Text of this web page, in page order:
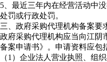
5、最近三年内在经营活动中
处罚或行政处罚。
三、政府采购代理机构备案要
政府采购代理机构应当向江阴
备案申请书》。申请资料应包
（1）企业法人营业执照、组